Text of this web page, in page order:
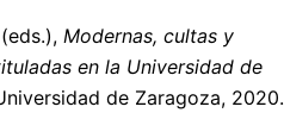
Modernas, cultas y
en la Universidad de
de Zaragoza, 2020.